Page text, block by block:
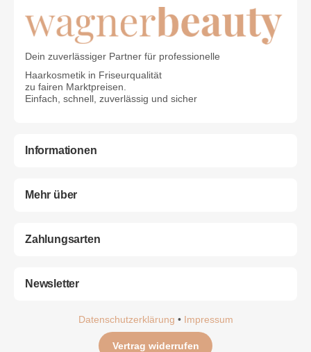
Dein zuverlässiger Partner für professionelle
Haarkosmetik in Friseurqualität
zu fairen Marktpreisen.
Einfach, schnell, zuverlässig und sicher
Informationen
Mehr über
Zahlungsarten
Newsletter
Datenschutzerklärung • Impressum
Vertrag widerrufen